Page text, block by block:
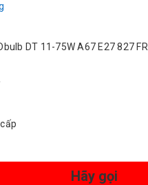
DT 11-75W A67 E27 827 FR
Hãy gọi